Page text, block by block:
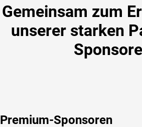
Gemeinsam zum
unserer starken
Premium-Sponsoren